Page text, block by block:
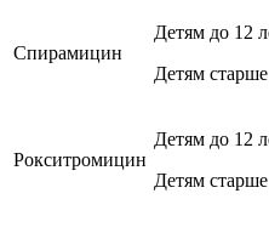
Спирамицин
Детям до 12
Детям
Рокситромицин
Детям до 12
Детям